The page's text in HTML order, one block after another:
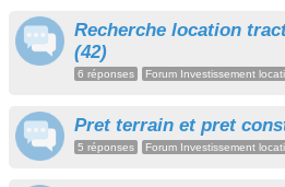
Recherche location
(42)
6 réponses Forum Investissement
Pret terrain et pret
5 réponses Forum Investissement